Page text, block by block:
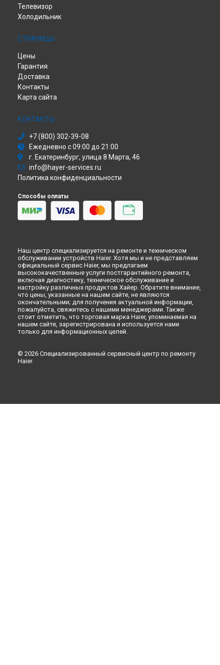
Телевизор
Холодильник
СТРАНИЦЫ
Цены
Гарантия
Доставка
Контакты
Карта сайта
КОНТАКТЫ
+7 (800) 302-39-08
Ежедневно с 09:00 до 21:00
г. Екатеринбург, улица 8 Марта, 46
info@hayer-services.ru
Политика конфиденциальности
Способы оплаты
Наш центр специализируется на ремонте и техническом
обслуживании устройств Haier. Хотя мы и не представляем
официальный сервис Haier, мы предлагаем
высококачественные услуги постгарантийного ремонта,
включая диагностику, техническое обслуживание и
настройку различных продуктов Хайер. Обратите внимание,
что цены, указанные на нашем сайте, не являются
окончательными; для получения актуальной информации,
пожалуйста, свяжитесь с нашими менеджерами. Также
стоит отметить, что торговая марка Haier, упоминаемая на
нашем сайте, зарегистрирована и используется нами
только для информационных целей.
© 2026 Специализированный сервисный центр по ремонту
Haier.